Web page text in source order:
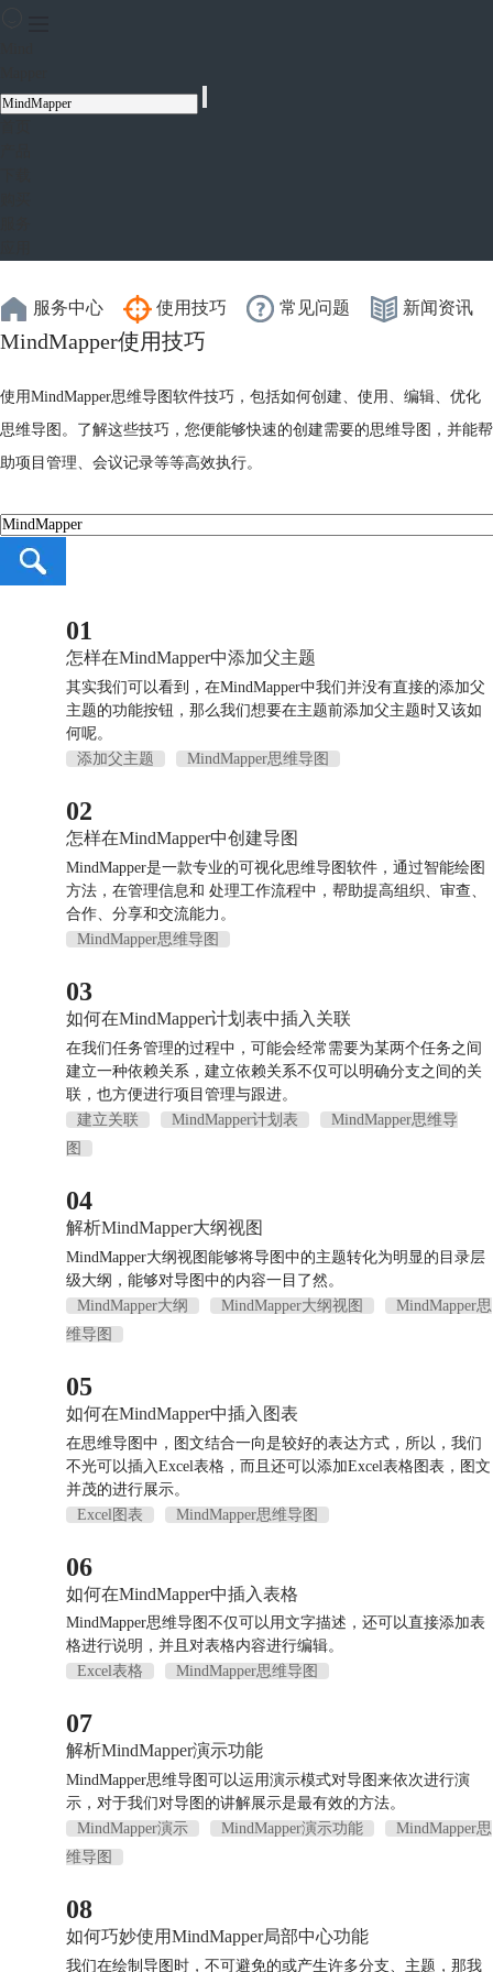
服务中心 使用技巧 常见问题 新闻资讯
MindMapper使用技巧
使用MindMapper思维导图软件技巧，包括如何创建、使用、编辑、优化
思维导图。了解这些技巧，您便能够快速的创建需要的思维导图，并能帮
助项目管理、会议记录等等高效执行。
01
怎样在MindMapper中添加父主题
其实我们可以看到，在MindMapper中我们并没有直接的添加父
主题的功能按钮，那么我们想要在主题前添加父主题时又该如
何呢。
添加父主题
MindMapper思维导图
02
怎样在MindMapper中创建导图
MindMapper是一款专业的可视化思维导图软件，通过智能绘图
方法，在管理信息和 处理工作流程中，帮助提高组织、审查、
合作、分享和交流能力。
MindMapper思维导图
03
如何在MindMapper计划表中插入关联
在我们任务管理的过程中，可能会经常需要为某两个任务之间
建立一种依赖关系，建立依赖关系不仅可以明确分支之间的关
联，也方便进行项目管理与跟进。
建立关联
MindMapper计划表
MindMapper思维导
图
04
解析MindMapper大纲视图
MindMapper大纲视图能够将导图中的主题转化为明显的目录层
级大纲，能够对导图中的内容一目了然。
MindMapper大纲
MindMapper大纲视图
MindMapper思
维导图
05
如何在MindMapper中插入图表
在思维导图中，图文结合一向是较好的表达方式，所以，我们
不光可以插入Excel表格，而且还可以添加Excel表格图表，图文
并茂的进行展示。
Excel图表
MindMapper思维导图
06
如何在MindMapper中插入表格
MindMapper思维导图不仅可以用文字描述，还可以直接添加表
格进行说明，并且对表格内容进行编辑。
Excel表格
MindMapper思维导图
07
解析MindMapper演示功能
MindMapper思维导图可以运用演示模式对导图来依次进行演
示，对于我们对导图的讲解展示是最有效的方法。
MindMapper演示
MindMapper演示功能
MindMapper思
维导图
08
如何巧妙使用MindMapper局部中心功能
我们在绘制导图时，不可避免的或产生许多分支、主题，那我